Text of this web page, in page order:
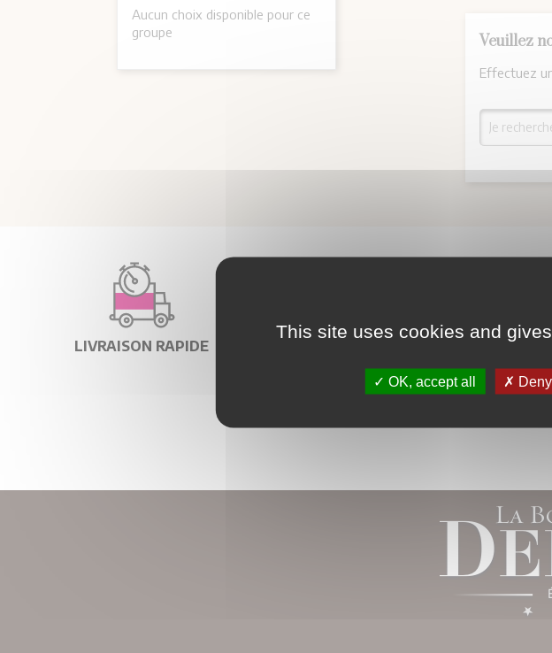
Aucun choix disponible pour ce
groupe
Veuillez
Effectuez
LIVRAISON RAPIDE PAIEMENT
This site uses cookies and
OK, accept all